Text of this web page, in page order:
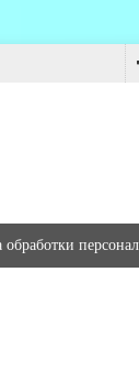
обработки